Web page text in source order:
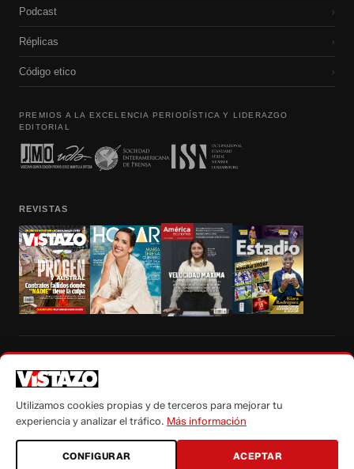
Podcast ›
Réplicas ›
Código etico ›
PREMIOS A LA EXCELENCIA PERIODÍSTICA Y LIDERAZGO
EDITORIAL
REVISTAS
autorización escrita de su titular, de todos los contenidos de Vistazo.com.
Utilizamos cookies propias y de terceros para mejorar tu
experiencia y analizar el tráfico. Más información
CONFIGURAR ACEPTAR